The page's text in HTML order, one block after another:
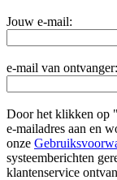
Jouw e-mail:
e-mail van ontvanger:
Door het klikken op
e-mailadres aan en
onze
systeemberichten
klantenservice